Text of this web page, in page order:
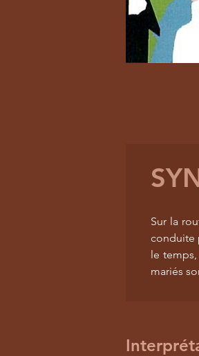
Sur la
conduite
le
mariés